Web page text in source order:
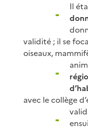
Il
validité ; il se
oiseaux,
avec le collège